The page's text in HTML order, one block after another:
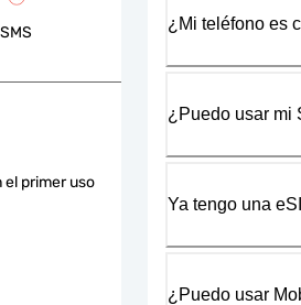
SMS
el primer uso
¿Mi teléfono es
¿Puedo usar mi
Ya tengo una
¿Puedo usar